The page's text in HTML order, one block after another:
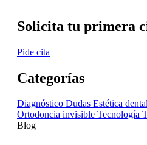
Categorías
Diagnóstico Dudas Estética
Ortodoncia invisible Tecnología
Solicita tu primera
Pide cita
Blog